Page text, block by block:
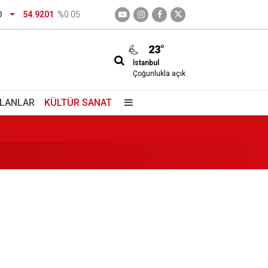
54.9201 %0.05
23°
İstanbul
Çoğunlukla açık
KÜLTÜR SANAT